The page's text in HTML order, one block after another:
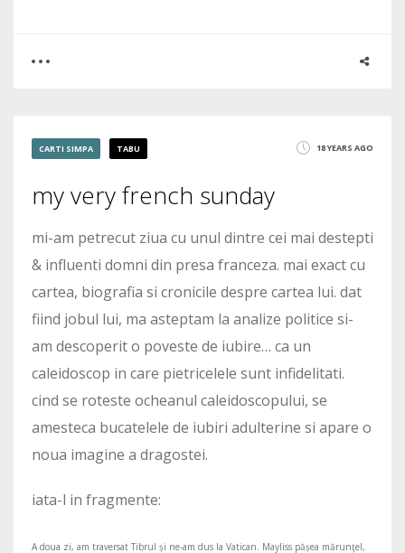
CARTI SIMPA TABU 18 YEARS AGO
my very french sunday
mi-am petrecut ziua cu unul dintre cei mai destepti
& influenti domni din presa franceza. mai exact cu
cartea, biografia si cronicile despre cartea lui. dat
fiind jobul lui, ma asteptam la analize politice si-
am descoperit o poveste de iubire… ca un
caleidoscop in care pietricelele sunt infidelitati.
cind se roteste ocheanul caleidoscopului, se
amesteca bucatelele de iubiri adulterine si apare o
noua imagine a dragostei.
iata-l in fragmente:
A doua zi, am traversat Tibrul și ne-am dus la Vatican. Mayliss pășea mărunţel,